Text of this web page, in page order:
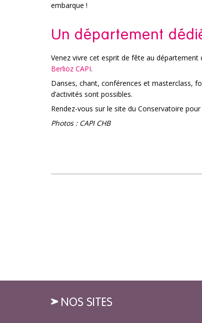
embarque !
Un département
Venez vivre cet esprit de fête au
Berlioz CAPI.
Danses, chant, conférences et masterclass,
d’activités sont possibles.
Rendez-vous sur le site du Conservatoire
Photos : CAPI CHB
NOS SITES